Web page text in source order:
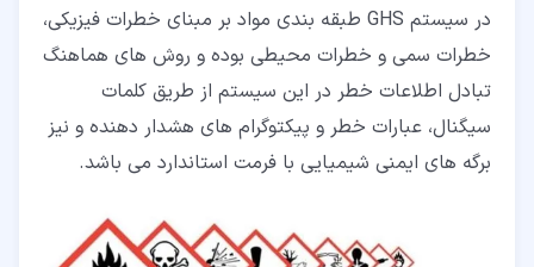
در سیستم GHS طبقه بندی مواد بر مبنای خطرات فیزیكی،
خطرات سمی و خطرات محیطی بوده و روش های هماهنگ
تبادل اطلاعات خطر در این سیستم از طریق كلمات
سیگنال، عبارات خطر و پیكتوگرام های هشدار دهنده و نیز
برگه های ایمنی شیمیایی با فرمت استاندارد می باشد.